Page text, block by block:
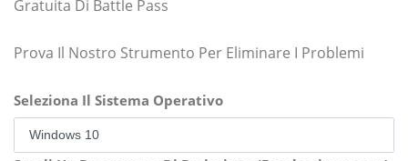
Gratuita Di Battle Pass
Prova Il Nostro Strumento Per Eliminare I Problemi
Seleziona Il Sistema Operativo